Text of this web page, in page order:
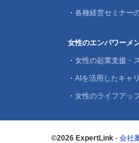
・ 各種経営セミナー
女性のエンパワーメ
・ 女性の起業支援・
・ AIを活用したキャ
・ 女性のライフアッ
©2026 ExpertLink - 会社